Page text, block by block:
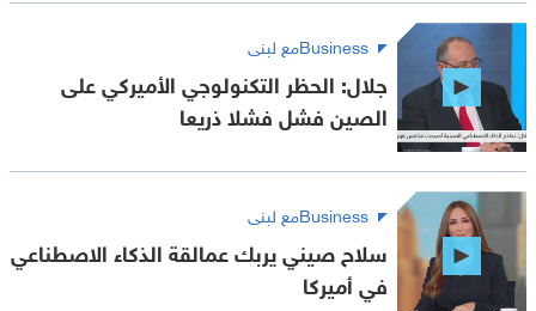
Businessمع لبنى
جلال: الحظر التكنولوجي الأميركي على
الصين فشل فشلا ذريعا
Businessمع لبنى
سلاح صيني يربك عمالقة الذكاء الاصطناعي
في أميركا